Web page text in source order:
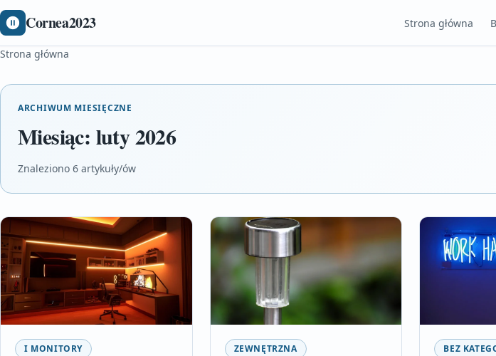
Cornea2023 Strona główna
Strona główna
ARCHIWUM MIESIĘCZNE
Miesiąc: luty 2026
Znaleziono 6 artykuły/ów
I MONITORY ZEWNĘTRZNA BEZ